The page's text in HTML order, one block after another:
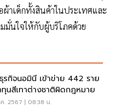
ผ้าเด็กทั้งสินค้าในประเทศและ
มั่นใจให้กับผู้บริโภคด้วย
รกิจนอมินี เข้าข่าย 442 ราย
นสีเทาต่างชาติผิดกฎหมาย
. 2567 | 08:38 น.